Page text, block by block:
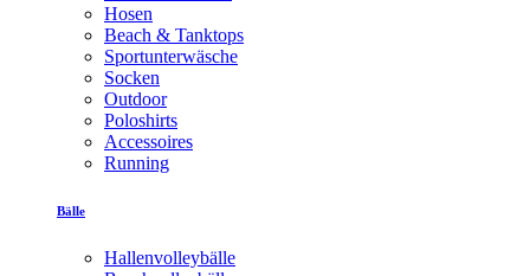
Hosen
Beach & Tanktops
Sportunterwäsche
Socken
Outdoor
Poloshirts
Accessoires
Running
Bälle
Hallenvolleybälle